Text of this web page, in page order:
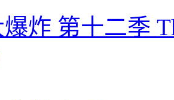
炸 第十二季